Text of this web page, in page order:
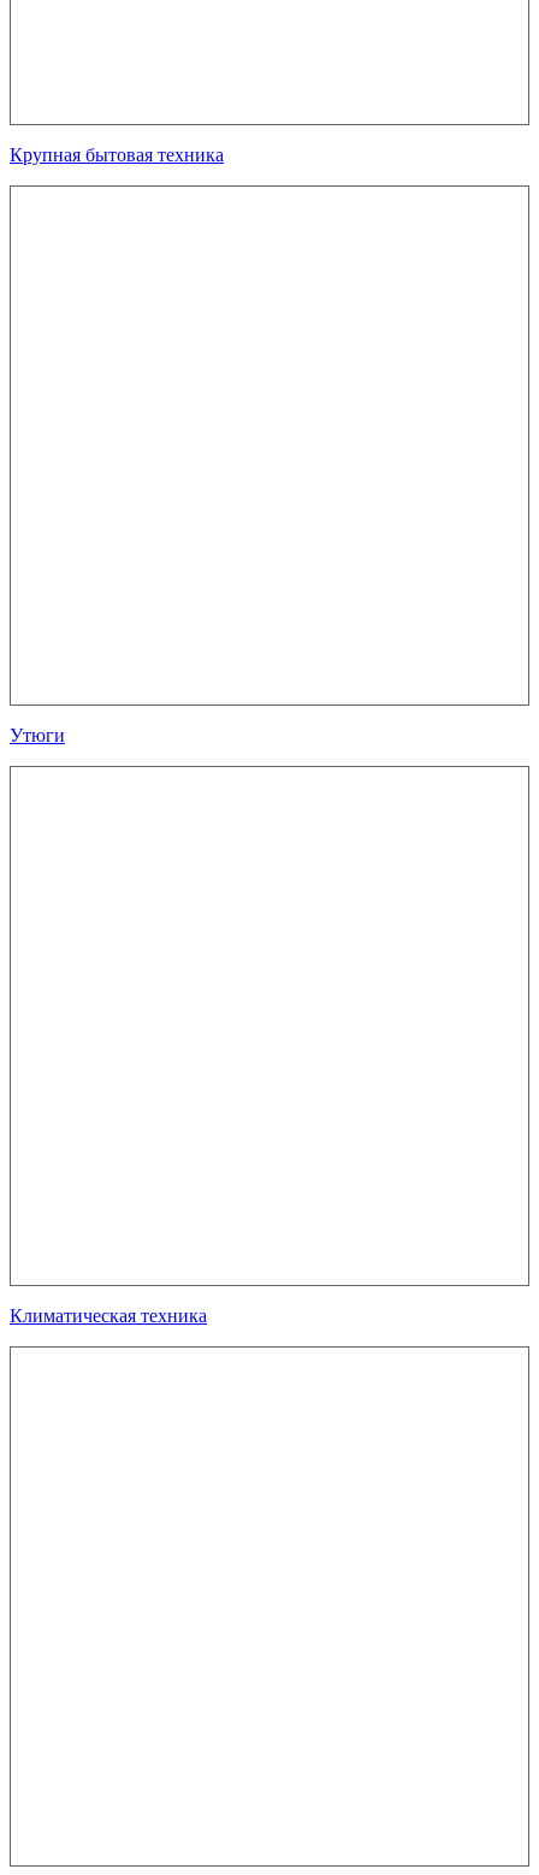
Крупная бытовая техника
Утюги
Климатическая техника